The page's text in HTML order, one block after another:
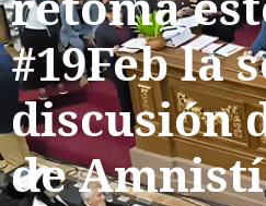
#19Feb la
discusión
de